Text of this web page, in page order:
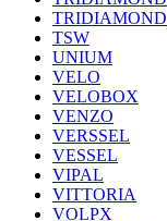
TRIDIAMOND
TSW
UNIUM
VELO
VELOBOX
VENZO
VERSSEL
VESSEL
VIPAL
VITTORIA
VOLPX